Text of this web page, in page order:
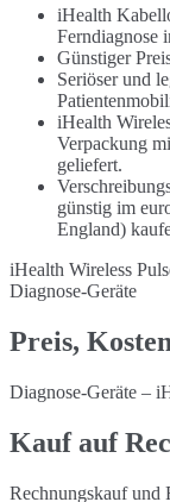
iHealth
Ferndiagnose
Günstiger
Seriöser und
iHealth
Verpackung
geliefert.
günstig im
England)
iHealth Wireless
Diagnose-Geräte
Preis,
Diagnose-Geräte –
Kauf auf
Rechnungskauf und